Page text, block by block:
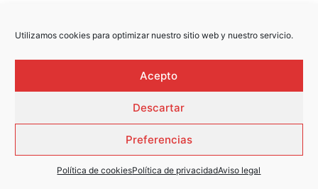
Utilizamos cookies para optimizar nuestro sitio web y nuestro servicio.
Acepto
Descartar
Preferencias
Política de cookiesPolítica de privacidadAviso legal